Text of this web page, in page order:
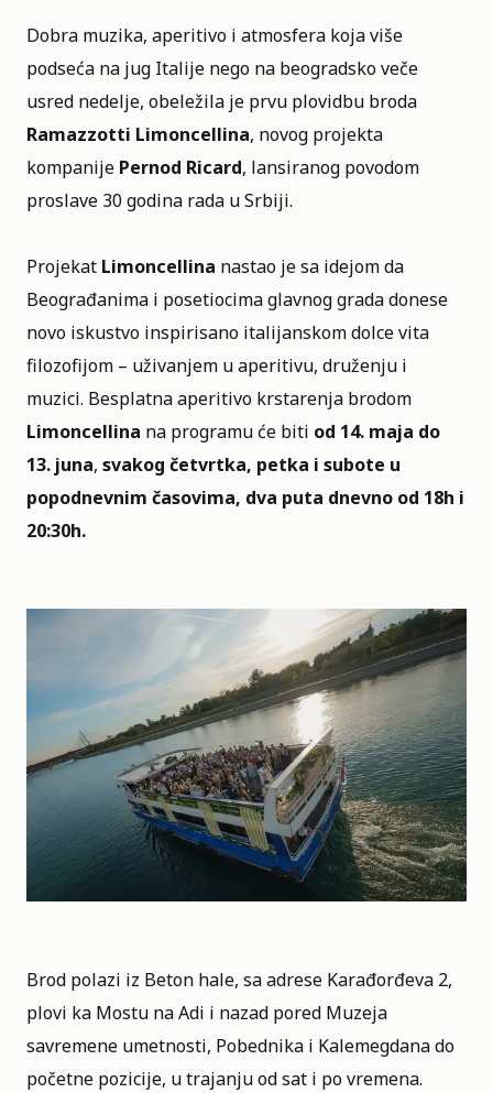
Dobra muzika, aperitivo i atmosfera koja više
podseća na jug Italije nego na beogradsko veče
usred nedelje, obeležila je prvu plovidbu broda
Ramazzotti Limoncellina, novog projekta
kompanije Pernod Ricard, lansiranog povodom
proslave 30 godina rada u Srbiji.
Projekat Limoncellina nastao je sa idejom da
Beograđanima i posetiocima glavnog grada donese
novo iskustvo inspirisano italijanskom dolce vita
filozofijom – uživanjem u aperitivu, druženju i
muzici. Besplatna aperitivo krstarenja brodom
Limoncellina na programu će biti od 14. maja do
13. juna, svakog četvrtka, petka i subote u
popodnevnim časovima, dva puta dnevno od 18h i
20:30h.
Brod polazi iz Beton hale, sa adrese Karađorđeva 2,
plovi ka Mostu na Adi i nazad pored Muzeja
savremene umetnosti, Pobednika i Kalemegdana do
početne pozicije, u trajanju od sat i po vremena.